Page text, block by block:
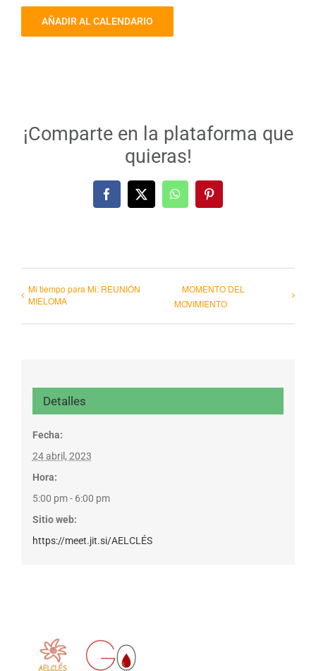
AÑADIR AL CALENDARIO
¡Comparte en la plataforma que
quieras!
Facebook
X WhatsAppPinterest
Mi tiempo para Mi: REUNIÓN
MIELOMA
MOMENTO DEL
MOVIMIENTO
Detalles
Fecha:
24 abril, 2023
Hora:
5:00 pm - 6:00 pm
Sitio web:
https://meet.jit.si/AELCLÉS